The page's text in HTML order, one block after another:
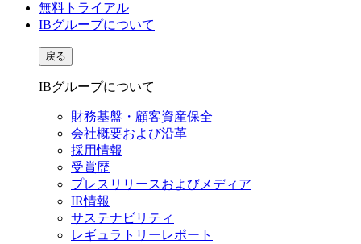
無料トライアル
IBグループについて
戻る
IBグループについて
財務基盤・顧客資産保全
会社概要および沿革
採用情報
受賞歴
プレスリリースおよびメディア
IR情報
サステナビリティ
レギュラトリーレポート